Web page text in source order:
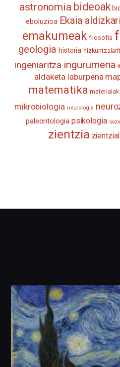
astronomia bideoak
eboluzioa Ekaia
emakumeak filosofia
geologia historia
ingeniaritza ingurumena
aldaketa laburpena
matematika materialak
mikrobiologia neurologia
paleontologia psikologia
zientzia